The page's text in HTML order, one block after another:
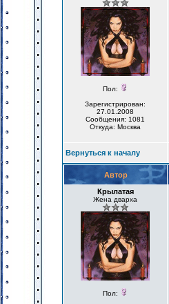
Пол:
Зарегистрирован:
27.01.2008
Сообщения: 1081
Откуда: Москва
Вернуться к началу
Автор
Крылатая
Жена дварха
Пол: